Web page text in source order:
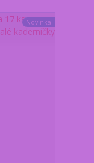
Novinka